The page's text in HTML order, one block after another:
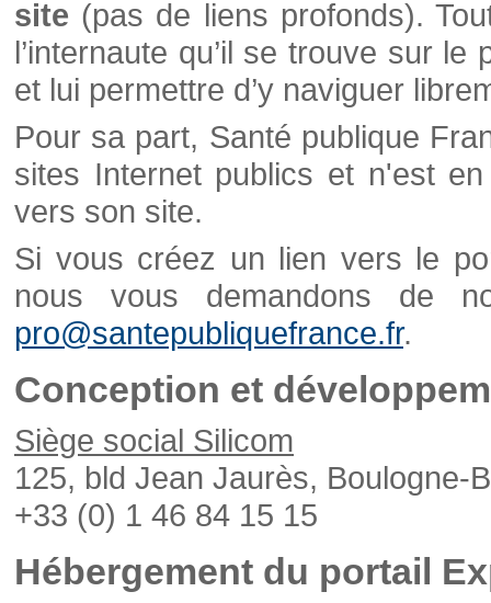
site (pas de liens profonds).
l’internaute qu’il se trouve sur
et lui permettre d’y naviguer
Pour sa part, Santé publique
sites Internet publics et n'est
vers son site.
Si vous créez un lien vers le
nous vous demandons de
pro@santepubliquefrance.fr.
Conception et
Siège social Silicom
125, bld Jean Jaurès, Boulogne-
+33 (0) 1 46 84 15 15
Hébergement du portail